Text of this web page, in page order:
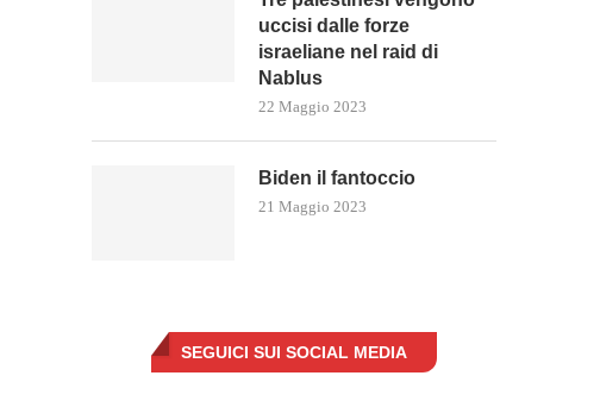
uccisi dalle forze
israeliane nel raid di
Nablus
22 Maggio 2023
Biden il fantoccio
21 Maggio 2023
SEGUICI SUI SOCIAL MEDIA